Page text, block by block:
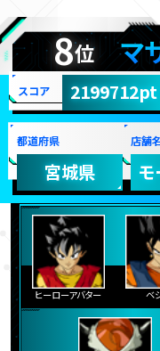
8位 マ
スコア 2199712pt
都道府県
宮城県
店舗
モ
ヒーローアバター ベ